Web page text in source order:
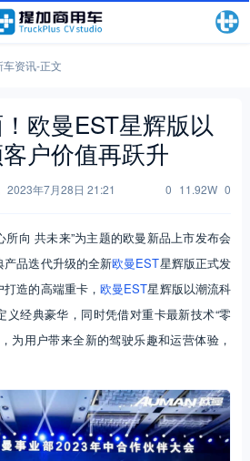
车资讯-正文
欧曼EST星辉版以
户价值再跃升
2023年7月28日 21:21 0 11.92W 0
所向 共未来”为主题的欧曼新品上市发布会
品迭代升级的全新欧曼EST星辉版正式发
造的高端重卡，欧曼EST星辉版以潮流科
义经典豪华，同时凭借对重卡最新技术“零
为用户带来全新的驾驶乐趣和运营体验，